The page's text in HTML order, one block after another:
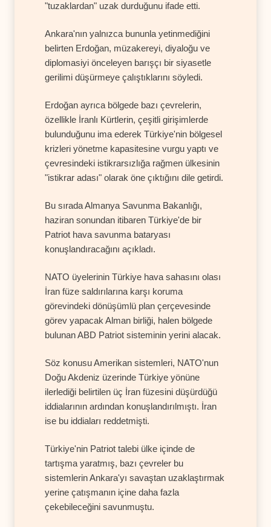
"tuzaklardan" uzak durduğunu ifade etti.
Ankara'nın yalnızca bununla yetinmediğini
belirten Erdoğan, müzakereyi, diyaloğu ve
diplomasiyi önceleyen barışçı bir siyasetle
gerilimi düşürmeye çalıştıklarını söyledi.
Erdoğan ayrıca bölgede bazı çevrelerin,
özellikle İranlı Kürtlerin, çeşitli girişimlerde
bulunduğunu ima ederek Türkiye'nin bölgesel
krizleri yönetme kapasitesine vurgu yaptı ve
çevresindeki istikrarsızlığa rağmen ülkesinin
"istikrar adası" olarak öne çıktığını dile getirdi.
Bu sırada Almanya Savunma Bakanlığı,
haziran sonundan itibaren Türkiye'de bir
Patriot hava savunma bataryası
konuşlandıracağını açıkladı.
NATO üyelerinin Türkiye hava sahasını olası
İran füze saldırılarına karşı koruma
görevindeki dönüşümlü plan çerçevesinde
görev yapacak Alman birliği, halen bölgede
bulunan ABD Patriot sisteminin yerini alacak.
Söz konusu Amerikan sistemleri, NATO'nun
Doğu Akdeniz üzerinde Türkiye yönüne
ilerlediği belirtilen üç İran füzesini düşürdüğü
iddialarının ardından konuşlandırılmıştı. İran
ise bu iddiaları reddetmişti.
Türkiye'nin Patriot talebi ülke içinde de
tartışma yaratmış, bazı çevreler bu
sistemlerin Ankara'yı savaştan uzaklaştırmak
yerine çatışmanın içine daha fazla
çekebileceğini savunmuştu.